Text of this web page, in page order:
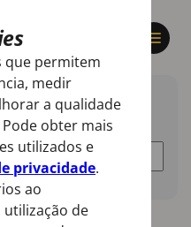
que permitem
medir
a qualidade
obter mais
utilizados e
privacidade.
ao
utilização de